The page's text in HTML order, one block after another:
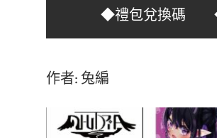
家
達
No.1
戲
科
技
◆禮包兌換碼
作者: 兔編